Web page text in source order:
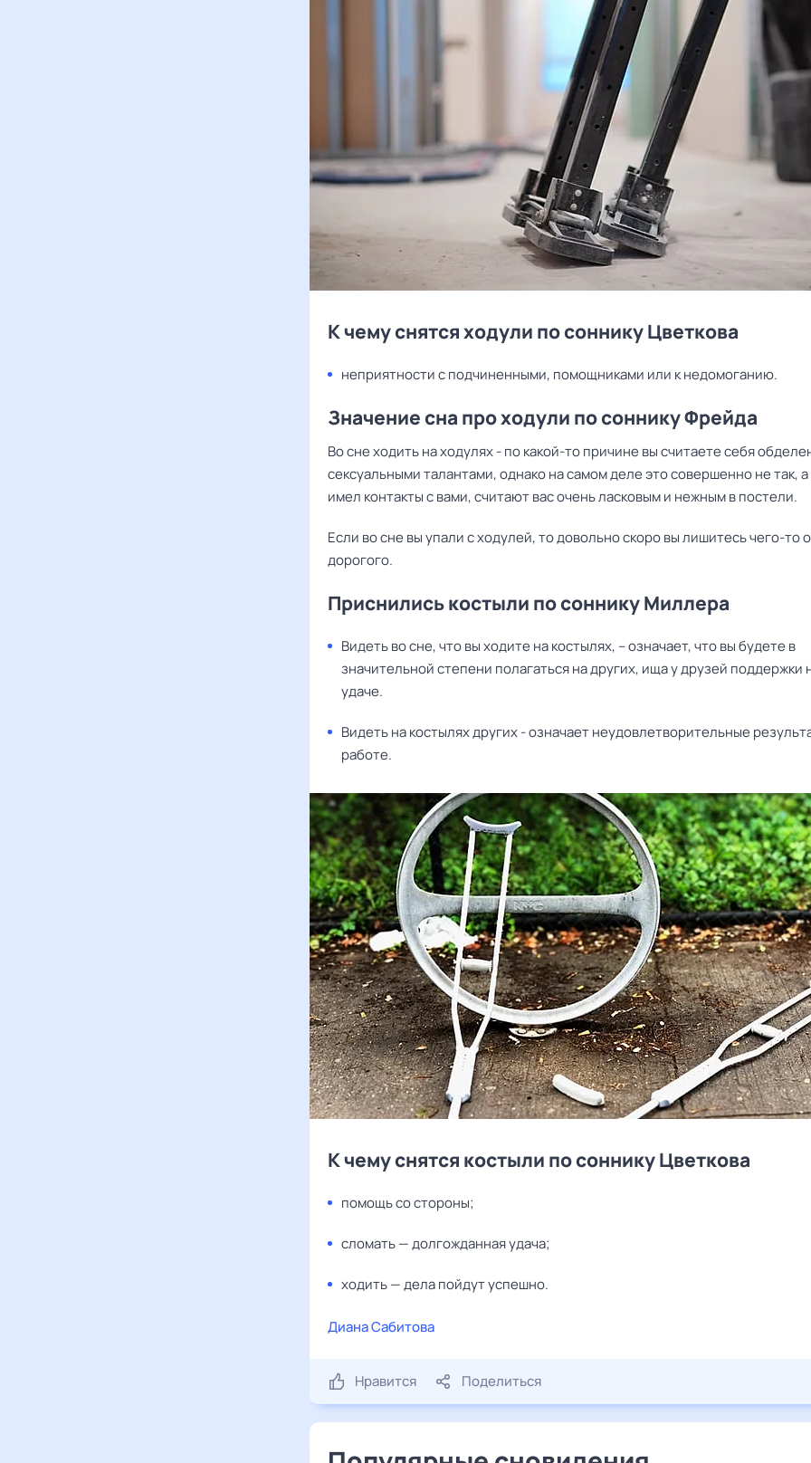
К чему снятся ходули по соннику Цветкова
неприятности с подчиненными, помощниками или к недомоганию.
Значение сна про ходули по соннику Фрейда
Во сне ходить на ходулях - по какой-то причине вы считаете себя
сексуальными талантами, однако на самом деле это совершенно не так, а
имел контакты с вами, считают вас очень ласковым и нежным в постели.
Если во сне вы упали с ходулей, то довольно скоро вы лишитесь чего-то
дорогого.
Приснились костыли по соннику Миллера
Видеть во сне, что вы ходите на костылях, – означает, что вы будете в
значительной степени полагаться на других, ища у друзей поддержки
удаче.
Видеть на костылях других - означает неудовлетворительные
работе.
К чему снятся костыли по соннику Цветкова
помощь со стороны;
сломать — долгожданная удача;
ходить — дела пойдут успешно.
Диана Сабитова
Нравится Поделиться